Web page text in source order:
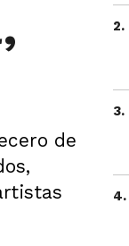
de
2.
3.
4.